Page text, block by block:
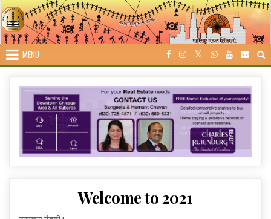
Skip
to
content
MENU
Welcome to 2021
नमस्कार मंडळी !